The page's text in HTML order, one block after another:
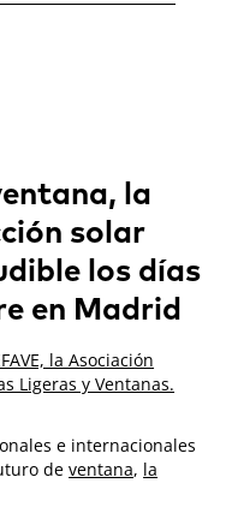
la
solar
los días
en Madrid
la Asociación
Ligeras y Ventanas.
e internacionales
deventana, la